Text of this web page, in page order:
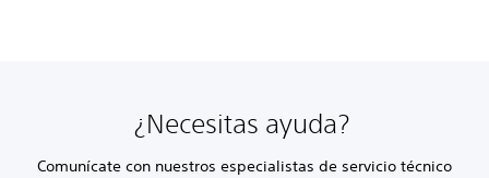
¿Necesitas ayuda?
Comunícate con nuestros especialistas de servicio técnico